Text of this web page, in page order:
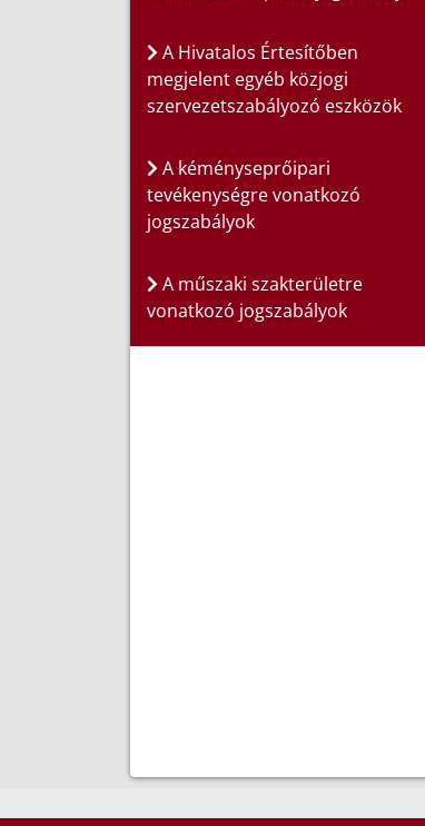
A Hivatalos Értesítőben
megjelent egyéb közjogi
szervezetszabályozó eszközök
A kéményseprőipari
tevékenységre vonatkozó
jogszabályok
A műszaki szakterületre
vonatkozó jogszabályok